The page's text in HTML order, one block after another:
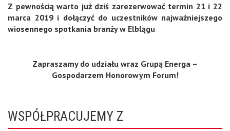
Z pewnością warto już dziś zarezerwować termin 21 i 22
marca 2019 i dołączyć do uczestników najważniejszego
wiosennego spotkania branży w Elblągu
Zapraszamy do udziału wraz Grupą Energa –
Gospodarzem Honorowym Forum!
WSPÓŁPRACUJEMY Z